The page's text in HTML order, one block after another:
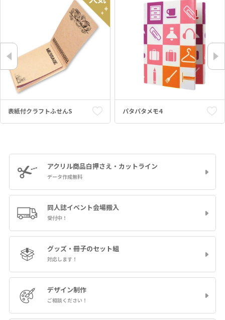
表紙付クラフトふせんS パタパタメモ4
アクリル商品白押さえ・カットライン
データ作成無料
同人誌イベント会場搬入
受付中！
グッズ・冊子のセット組
対応します！
デザイン制作
ご相談ください！